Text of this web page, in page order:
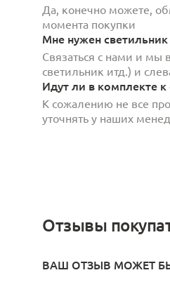
Да, конечно можете,
момента покупки
Мне нужен
Связаться с нами и мы
светильник итд.) и
Идут ли в комплекте
К сожалению не все
уточнять у наших
Отзывы
ВАШ ОТЗЫВ МОЖЕТ